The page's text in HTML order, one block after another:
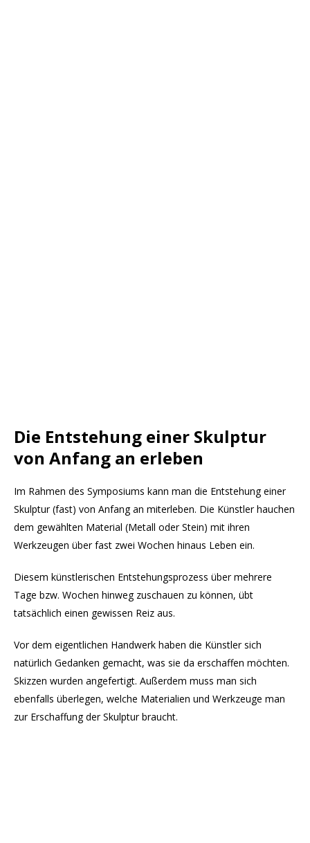
Die Entstehung einer Skulptur
von Anfang an erleben
Im Rahmen des Symposiums kann man die Entstehung einer
Skulptur (fast) von Anfang an miterleben. Die Künstler hauchen
dem gewählten Material (Metall oder Stein) mit ihren
Werkzeugen über fast zwei Wochen hinaus Leben ein.
Diesem künstlerischen Entstehungsprozess über mehrere
Tage bzw. Wochen hinweg zuschauen zu können, übt
tatsächlich einen gewissen Reiz aus.
Vor dem eigentlichen Handwerk haben die Künstler sich
natürlich Gedanken gemacht, was sie da erschaffen möchten.
Skizzen wurden angefertigt. Außerdem muss man sich
ebenfalls überlegen, welche Materialien und Werkzeuge man
zur Erschaffung der Skulptur braucht.